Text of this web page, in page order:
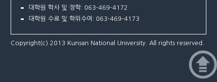
대학원 학사 및 장학: 063-469-4172
대학원 수료 및 학위수여: 063-469-4173
Copyright(c) 2013 Kunsan National University. All rights reserved.